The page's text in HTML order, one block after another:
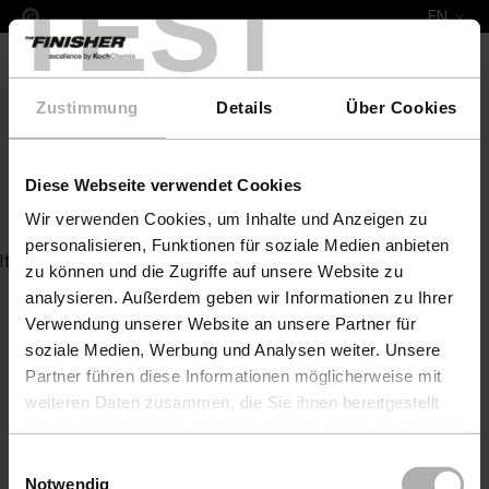
TEST
Zustimmung Details Über Cookies
Diese Webseite verwendet Cookies
Wir verwenden Cookies, um Inhalte und Anzeigen zu
personalisieren, Funktionen für soziale Medien anbieten
zu können und die Zugriffe auf unsere Website zu
analysieren. Außerdem geben wir Informationen zu Ihrer
Verwendung unserer Website an unsere Partner für
soziale Medien, Werbung und Analysen weiter. Unsere
Partner führen diese Informationen möglicherweise mit
weiteren Daten zusammen, die Sie ihnen bereitgestellt
Einstellungen zu den Cookies finden Sie unter
Notwendig
EN
NanoCrystal Polish 210 KG
Item not found